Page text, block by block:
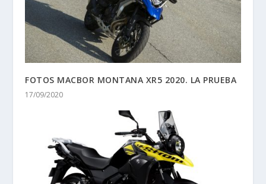
FOTOS MACBOR MONTANA XR5 2020. LA PRUEBA
17/09/2020